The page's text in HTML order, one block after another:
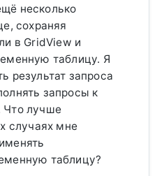
несколько
сохраняя
в GridView и
таблицу. Я
результат запроса
запросы к
Что лучше
случаях мне
таблицу?